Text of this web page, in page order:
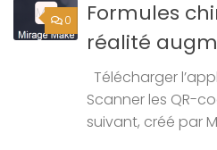
0
Formules
réalité
Télécharger
Scanner les QR-
suivant, créé par